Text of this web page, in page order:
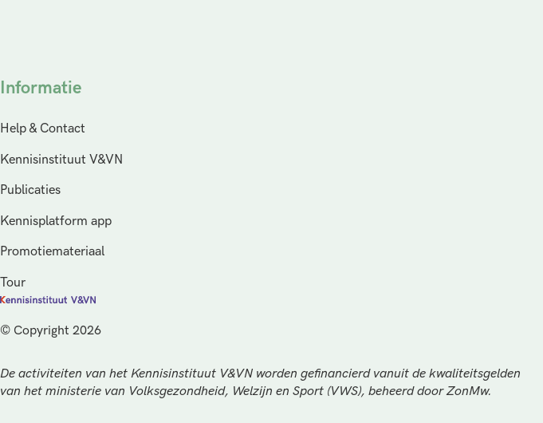
Informatie
Help & Contact
Kennisinstituut V&VN
Publicaties
Kennisplatform app
Promotiemateriaal
Tour
© Copyright 2026
De activiteiten van het Kennisinstituut V&VN worden gefinancierd vanuit de kwaliteitsgelden
van het ministerie van Volksgezondheid, Welzijn en Sport (VWS), beheerd door ZonMw.